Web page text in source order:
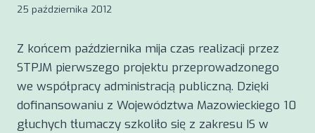
25 października 2012
Z końcem października mija czas realizacji przez
STPJM pierwszego projektu przeprowadzonego
we współpracy administracją publiczną. Dzięki
dofinansowaniu z Województwa Mazowieckiego 10
głuchych tłumaczy szkoliło się z zakresu IS w